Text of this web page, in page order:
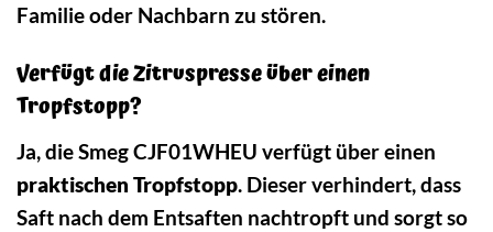
Familie oder Nachbarn zu stören.
Verfügt die Zitruspresse über einen
Tropfstopp?
Ja, die Smeg CJF01WHEU verfügt über einen
praktischen Tropfstopp. Dieser verhindert, dass
Saft nach dem Entsaften nachtropft und sorgt so